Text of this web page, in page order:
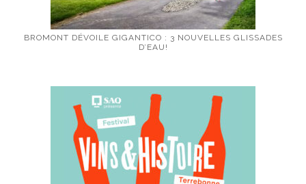
BROMONT DÉVOILE GIGANTICO : 3 NOUVELLES GLISSADES
D’EAU!